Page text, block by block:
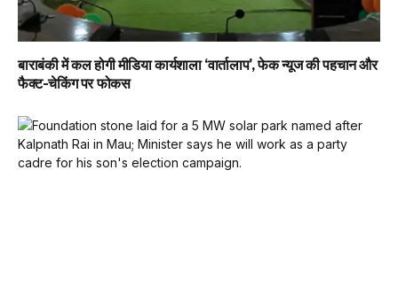
बाराबंकी में कल होगी मीडिया कार्यशाला ‘वार्तालाप’, फेक न्यूज की पहचान और
फैक्ट-चेकिंग पर फोकस